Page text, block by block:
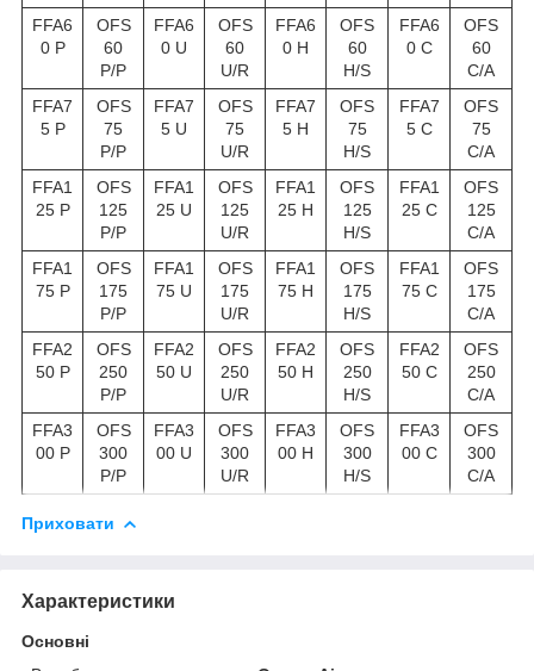
FFA6
0 P
OFS
60
P/P
FFA6
0 U
OFS
60
U/R
FFA6
0 H
OFS
60
H/S
FFA6
0 C
OFS
60
C/A
FFA7
5 P
OFS
75
P/P
FFA7
5 U
OFS
75
U/R
FFA7
5 H
OFS
75
H/S
FFA7
5 C
OFS
75
C/A
FFA1
25 P
OFS
125
P/P
FFA1
25 U
OFS
125
U/R
FFA1
25 H
OFS
125
H/S
FFA1
25 C
OFS
125
C/A
FFA1
75 P
OFS
175
P/P
FFA1
75 U
OFS
175
U/R
FFA1
75 H
OFS
175
H/S
FFA1
75 C
OFS
175
C/A
FFA2
50 P
OFS
250
P/P
FFA2
50 U
OFS
250
U/R
FFA2
50 H
OFS
250
H/S
FFA2
50 C
OFS
250
C/A
FFA3
00 P
OFS
300
P/P
FFA3
00 U
OFS
300
U/R
FFA3
00 H
OFS
300
H/S
FFA3
00 C
OFS
300
C/A
Приховати
Характеристики
Основні